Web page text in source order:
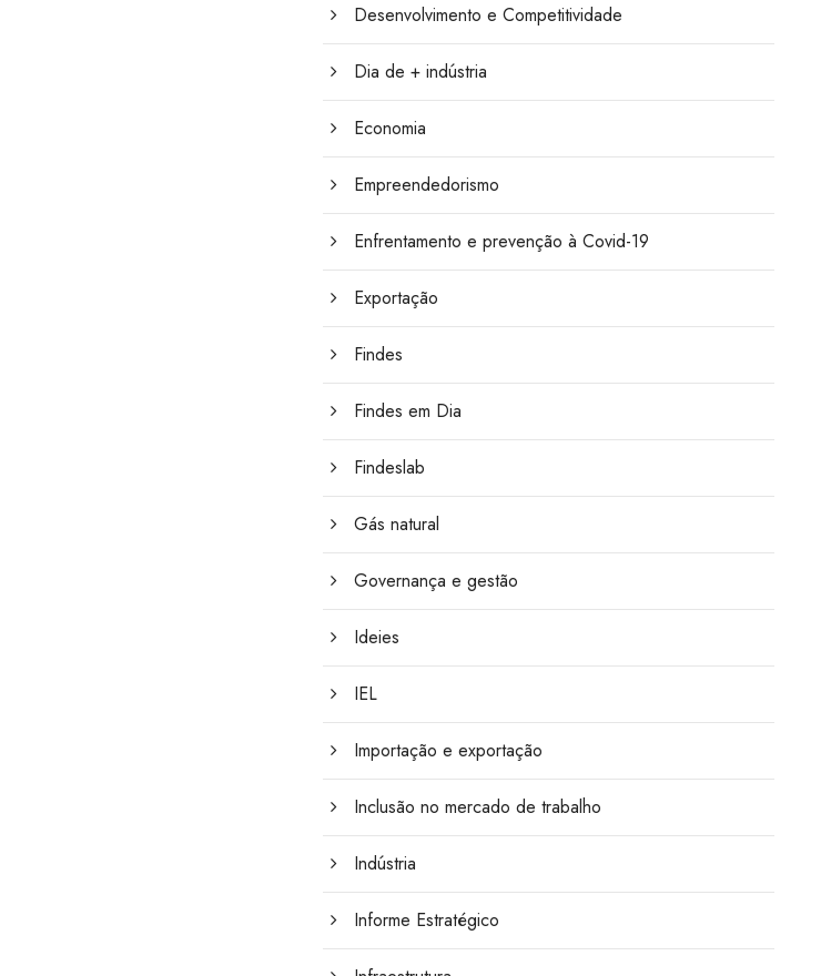
Desenvolvimento e Competitividade
Dia de + indústria
Economia
Empreendedorismo
Enfrentamento e prevenção à Covid-19
Exportação
Findes
Findes em Dia
Findeslab
Gás natural
Governança e gestão
Ideies
IEL
Importação e exportação
Inclusão no mercado de trabalho
Indústria
Informe Estratégico